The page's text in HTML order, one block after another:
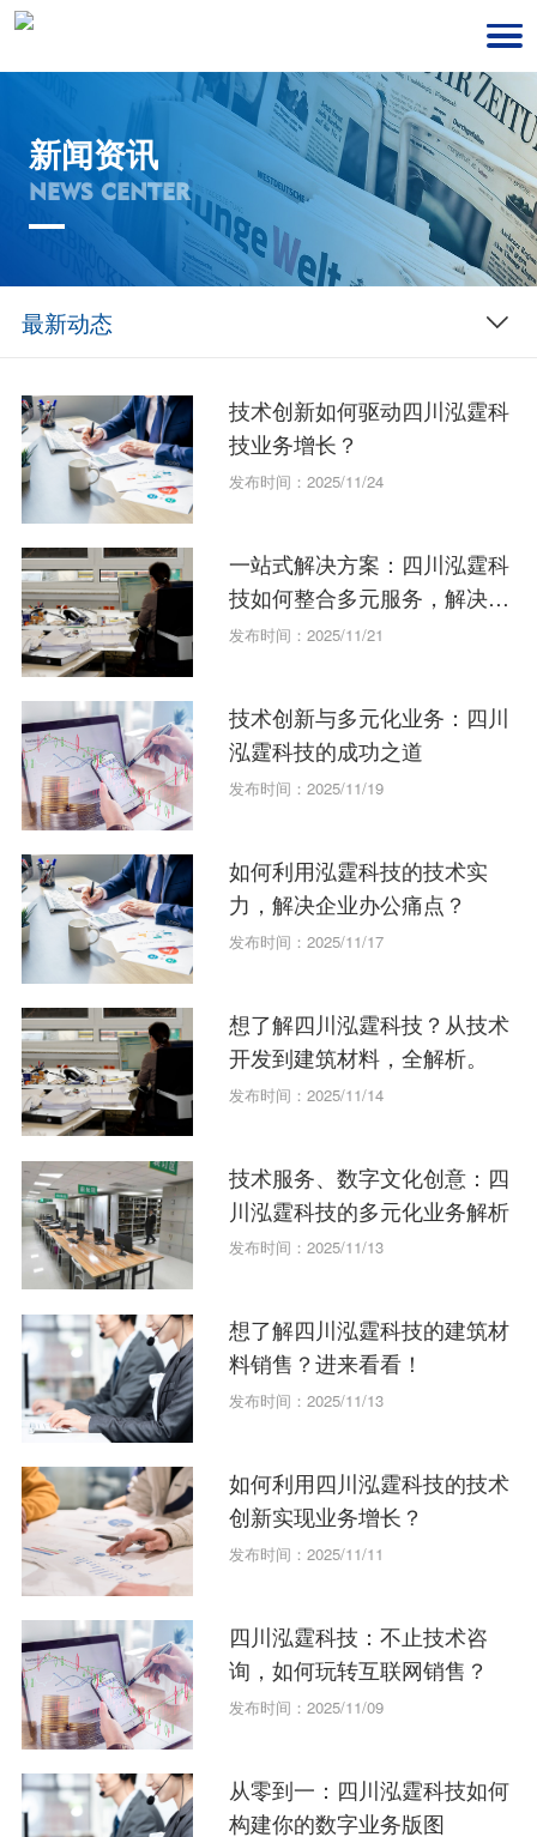
新闻资讯
NEWS CENTER
最新动态
技术创新如何驱动四川泓霆科
技业务增长？
发布时间：2025/11/24
一站式解决方案：四川泓霆科
技如何整合多元服务，解决您
的业务痛点？
发布时间：2025/11/21
技术创新与多元化业务：四川
泓霆科技的成功之道
发布时间：2025/11/19
如何利用泓霆科技的技术实
力，解决企业办公痛点？
发布时间：2025/11/17
想了解四川泓霆科技？从技术
开发到建筑材料，全解析。
发布时间：2025/11/14
技术服务、数字文化创意：四
川泓霆科技的多元化业务解析
发布时间：2025/11/13
想了解四川泓霆科技的建筑材
料销售？进来看看！
发布时间：2025/11/13
如何利用四川泓霆科技的技术
创新实现业务增长？
发布时间：2025/11/11
四川泓霆科技：不止技术咨
询，如何玩转互联网销售？
发布时间：2025/11/09
从零到一：四川泓霆科技如何
构建你的数字业务版图